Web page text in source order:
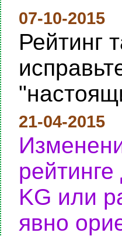
07-10-2015
Рейтинг
21-04-2015
KG или
явно